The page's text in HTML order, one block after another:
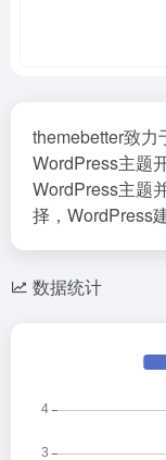
themebetter致
WordPress主题
WordPress主题
择，WordPress
数据统计